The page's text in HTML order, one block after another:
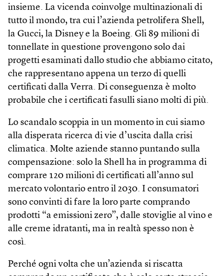
insieme. La vicenda coinvolge multinazionali di
tutto il mondo, tra cui l’azienda petrolifera Shell,
la Gucci, la Disney e la Boe­ing. Gli 89 milioni di
tonnellate in questione provengono solo dai
progetti esaminati dallo studio che abbiamo citato,
che rappresentano appena un terzo di quelli
certificati dalla Verra. Di conseguenza è molto
probabile che i certificati fasulli siano molti di più.
Lo scandalo scoppia in un momento in cui siamo
alla disperata ricerca di vie d’uscita dalla crisi
climatica. Molte aziende stanno puntando sulla
compensazione: solo la Shell ha in programma di
comprare 120 milioni di certificati all’anno sul
mercato volontario entro il 2030. I consumatori
sono convinti di fare la loro parte comprando
prodotti “a emissioni zero”, dalle stoviglie al vino e
alle creme idratanti, ma in realtà spesso non è
così.
Perché ogni volta che un’azienda si riscatta